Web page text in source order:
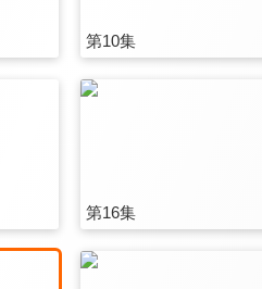
第10集
第16集